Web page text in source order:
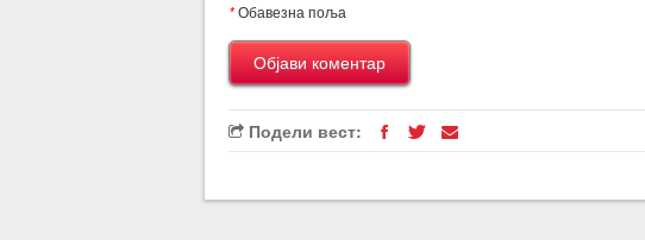
*Обавезна поља
Подели вест: